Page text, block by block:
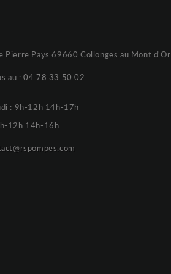
Pierre Pays 69660 Collonges au Mont d'Or
au :04 78 33 50 02
: 9h-12h 14h-17h
12h 14h-16h